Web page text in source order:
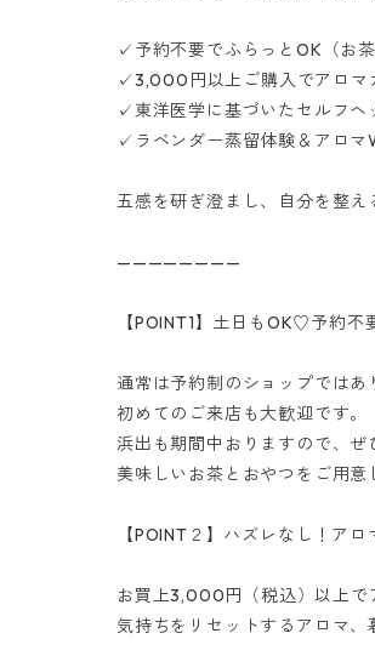
✓予約不要でふらっとOK（お
✓3,000円以上ご購入でアロマ
✓東洋医学に基づいたセルフヘ
✓ラベンダー蒸留体験＆アロマ
五感を研ぎ澄まし、自分を整え
————————
【POINT1】土日もOK♡予約不
通常は予約制のショップでは
初めてのご来店も大歓迎です。
浜出も期間中おりますので、ぜ
美味しいお茶とおやつをご用
【POINT２】ハズレなし！ア
お買上3,000円（税込）以上で
気持ちをリセットするアロマ